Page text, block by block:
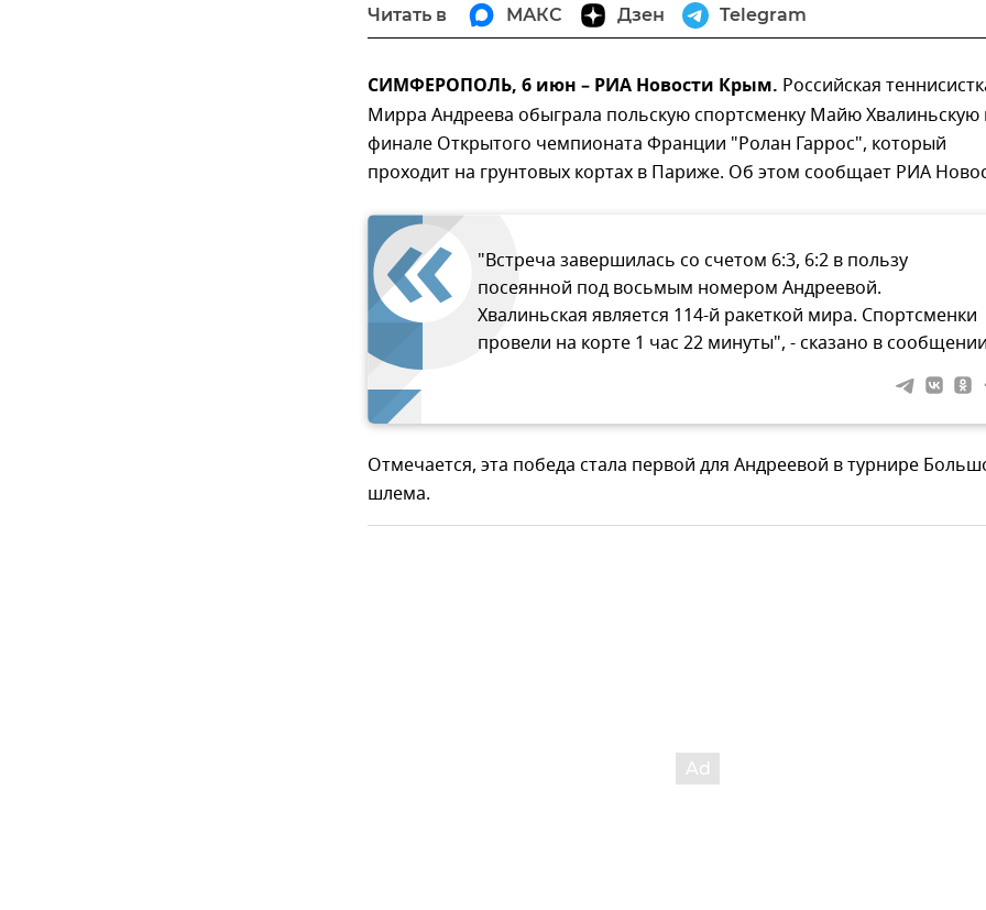
Читать в МАКС Дзен Telegram
СИМФЕРОПОЛЬ, 6 июн – РИА Новости Крым. Российская
Мирра Андреева обыграла польскую спортсменку Майю Хвалиньскую
финале Открытого чемпионата Франции "Ролан Гаррос", который
проходит на грунтовых кортах в Париже. Об этом сообщает РИА
"Встреча завершилась со счетом 6:3, 6:2 в пользу
посеянной под восьмым номером Андреевой.
Хвалиньская является 114-й ракеткой мира. Спортсменки
провели на корте 1 час 22 минуты", - сказано в
Отмечается, эта победа стала первой для Андреевой в турнире
шлема.